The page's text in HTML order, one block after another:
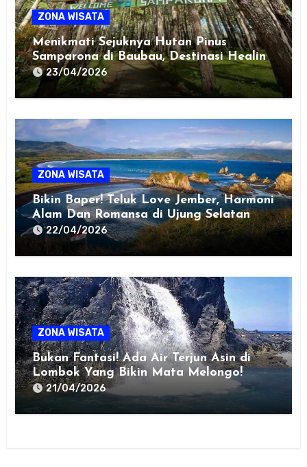
ZONA WISATA
Menikmati Sejuknya Hutan Pinus
Samparona di Baubau, Destinasi Healing
Favorit!
23/04/2026
ZONA WISATA
Bikin Baper! Teluk Love Jember, Harmoni
Alam Dan Romansa di Ujung Selatan
Jawa22/04/2026
ZONA WISATA
Bukan Fantasi! Ada Air Terjun Asin di
Lombok Yang Bikin Mata Melongo!
21/04/2026